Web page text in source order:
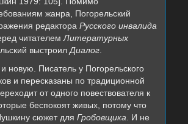
жанра, Погорельский
редактора Русского инвалида
читателемЛитературных
выстроилДиалог.
новую. Писатель у Погорельского
и пересказаны по традиционной
от одного повествователя к
беспокоят живых, потому что
сюжет для Гробовщика. И не